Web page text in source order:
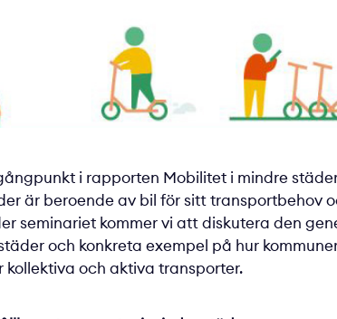
i rapporten Mobilitet i mindre
är beroende av bil för sitt transportbehov
seminariet kommer vi att diskutera den
och konkreta exempel på hur
och aktiva transporter.